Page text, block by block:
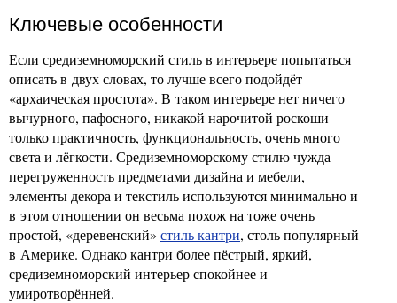
Ключевые особенности
Если средиземноморский стиль в интерьере попытаться
описать в двух словах, то лучше всего подойдёт
«архаическая простота». В таком интерьере нет ничего
вычурного, пафосного, никакой нарочитой роскоши —
только практичность, функциональность, очень много
света и лёгкости. Средиземноморскому стилю чужда
перегруженность предметами дизайна и мебели,
элементы декора и текстиль используются минимально и
в этом отношении он весьма похож на тоже очень
простой, «деревенский» стиль кантри, столь популярный
в Америке. Однако кантри более пёстрый, яркий,
средиземноморский интерьер спокойнее и
умиротворённей.